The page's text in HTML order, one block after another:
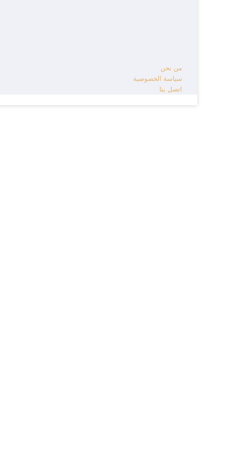
من نحن
سياسة الخصوصية
اتصل بنا